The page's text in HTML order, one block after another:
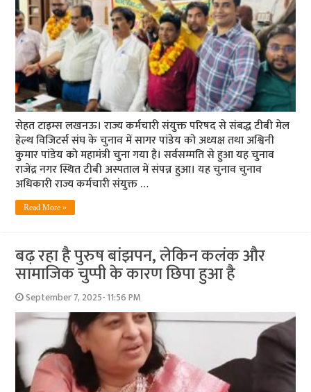
सेहत टाइम्स लखनऊ। राज्य कर्मचारी संयुक्त परिषद से संबद्ध टीबी मेल
हेल्थ विजिटर्स संघ के चुनाव में सागर पांडेय को अध्यक्ष तथा अश्विनी
कुमार पांडेय को महामंत्री चुना गया है। सर्वसम्मति से हुआ यह चुनाव
राजेंद्र नगर स्थित टीबी अस्पताल में संपन्न हुआ। यह चुनाव चुनाव
अधिकारी राज्य कर्मचारी संयुक्त …
Read More »
बढ़ रहा है पुरुष बांझपन, लेकिन कलंक और
सामाजिक चुप्पी के कारण छिपा हुआ है
September 7, 2025- 11:56 PM